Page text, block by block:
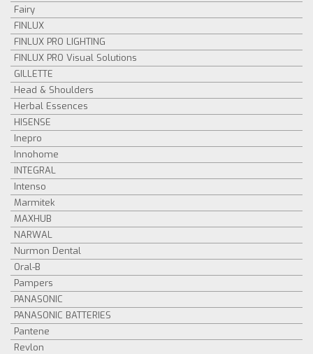
Fairy
FINLUX
FINLUX PRO LIGHTING
FINLUX PRO Visual Solutions
GILLETTE
Head & Shoulders
Herbal Essences
HISENSE
Inepro
Innohome
INTEGRAL
Intenso
Marmitek
MAXHUB
NARWAL
Nurmon Dental
Oral-B
Pampers
PANASONIC
PANASONIC BATTERIES
Pantene
Revlon